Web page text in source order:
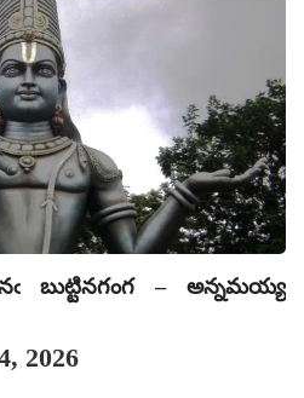
బుట్టినగంగ – అన్నమయ్య
2026